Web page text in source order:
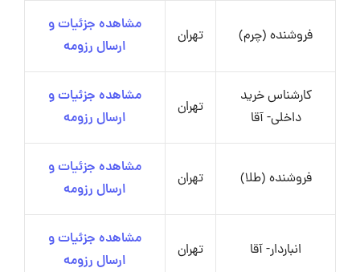
فروشنده (چرم) تهران
مشاهده جزئیات و
ارسال رزومه
کارشناس خرید
داخلی- آقا
تهران
مشاهده جزئیات و
ارسال رزومه
فروشنده (طلا) تهران
مشاهده جزئیات و
ارسال رزومه
انباردار- آقا تهران
مشاهده جزئیات و
ارسال رزومه